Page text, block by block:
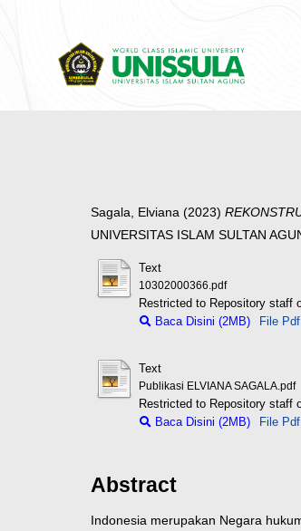
Sagala, Elviana (2023)
UNIVERSITAS ISLAM SULTAN
Text
10302000366.pdf
Restricted to Repository staff
Baca Disini (2MB)
File
Text
Publikasi ELVIANA SAGALA.pdf
Restricted to Repository staff
Baca Disini (2MB)
File
Abstract
Indonesia merupakan Negara